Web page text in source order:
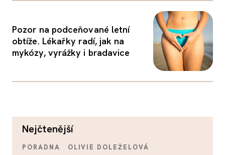
PORADNA
Pozor na podceňované letní
obtíže. Lékařky radí, jak na
mykózy, vyrážky i bradavice
nejčtenější
PORADNA OLIVIE DOLEŽELOVÁ